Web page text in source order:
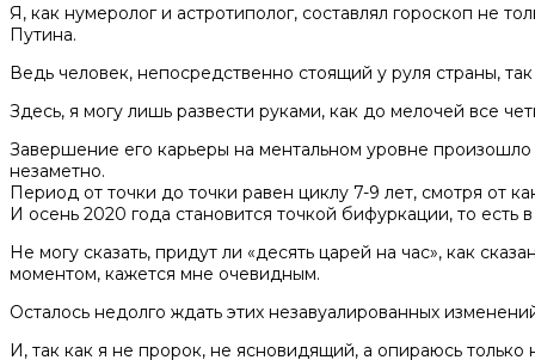
Я, как нумеролог и астротиполог, составлял гороскоп не
Путина.
Ведь человек, непосредственно стоящий у руля страны,
Здесь, я могу лишь развести руками, как до мелочей все
Завершение его карьеры на ментальном уровне произошло
незаметно.
Период от точки до точки равен циклу 7-9 лет, смотря от
И осень 2020 года становится точкой бифуркации, то
Не могу сказать, придут ли «десять царей на час», как
моментом, кажется мне очевидным.
Осталось недолго ждать этих незавуалированных
И, так как я не пророк, не ясновидящий, а опираюсь